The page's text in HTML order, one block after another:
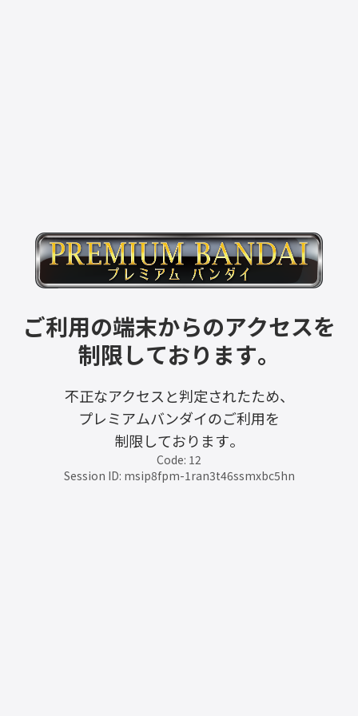
ご利用の端末からのアクセスを
制限しております。
不正なアクセスと判定されたため、
プレミアムバンダイのご利用を
制限しております。
Code: 12
Session ID: msip8fpm-1ran3t46ssmxbc5hn